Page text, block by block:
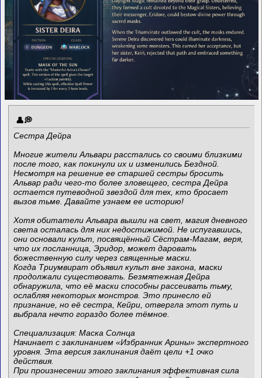
Сестра Дейра
Многие жители Альвари расстались со своими близкими
после того, как покинули их и изменились Бездной.
Несмотря на решение ее старшей сестры бросить
Альвар ради чего-то более зловещего, сестра Дейра
остается путеводной звездой для тех, кто бросает
вызов тьме. Давайте узнаем ее историю!
Хотя обитатели Альвара вышли на свет, магия дневного
света осталась для них недостижимой. Не испугавшись,
они основали культ, посвящённый Сёстрам-Магам, веря,
что их посланница, Эридор, может даровать
божественную силу через священные маски.
Когда Триумвират объявил культ вне закона, маски
продолжали существовать. Безмятежная Дейра
обнаружила, что её маски способны рассеивать тьму,
ослабляя некоторых монстров. Это принесло ей
признание, но её сестра, Кейри, отвергла этот путь и
выбрала нечто гораздо более тёмное.
Специализация: Маска Солнца
Начинает с заклинанием «Избранник Арины» экспертного
уровня. Эта версия заклинания даёт цели +1 очко
действия.
При произнесении этого заклинания эффективная сила